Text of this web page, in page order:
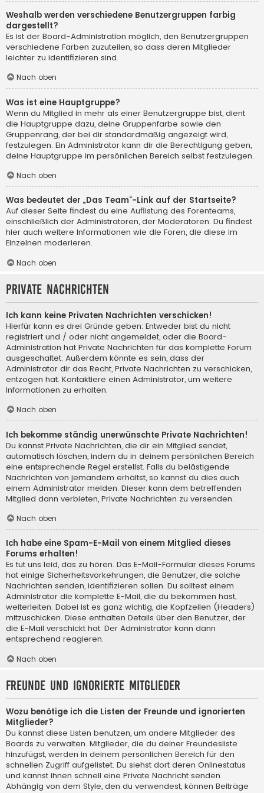
Weshalb werden verschiedene Benutzergruppen farbig
dargestellt?
Es ist der Board-Administration möglich, den Benutzergruppen
verschiedene Farben zuzuteilen, so dass deren Mitglieder
leichter zu identifizieren sind.
Nach oben
Was ist eine Hauptgruppe?
Wenn du Mitglied in mehr als einer Benutzergruppe bist, dient
die Hauptgruppe dazu, deine Gruppenfarbe sowie den
Gruppenrang, der bei dir standardmäßig angezeigt wird,
festzulegen. Ein Administrator kann dir die Berechtigung geben,
deine Hauptgruppe im persönlichen Bereich selbst festzulegen.
Nach oben
Was bedeutet der „Das Team“-Link auf der Startseite?
Auf dieser Seite findest du eine Auflistung des Forenteams,
einschließlich der Administratoren, der Moderatoren. Du findest
hier auch weitere Informationen wie die Foren, die diese im
Einzelnen moderieren.
Nach oben
Private Nachrichten
Ich kann keine Privaten Nachrichten verschicken!
Hierfür kann es drei Gründe geben: Entweder bist du nicht
registriert und / oder nicht angemeldet, oder die Board-
Administration hat Private Nachrichten für das komplette Forum
ausgeschaltet. Außerdem könnte es sein, dass der
Administrator dir das Recht, Private Nachrichten zu verschicken,
entzogen hat. Kontaktiere einen Administrator, um weitere
Informationen zu erhalten.
Nach oben
Ich bekomme ständig unerwünschte Private Nachrichten!
Du kannst Private Nachrichten, die dir ein Mitglied sendet,
automatisch löschen, indem du in deinem persönlichen Bereich
eine entsprechende Regel erstellst. Falls du belästigende
Nachrichten von jemandem erhältst, so kannst du dies auch
einem Administrator melden. Dieser kann dem betreffenden
Mitglied dann verbieten, Private Nachrichten zu versenden.
Nach oben
Ich habe eine Spam-E-Mail von einem Mitglied dieses
Forums erhalten!
Es tut uns leid, das zu hören. Das E-Mail-Formular dieses Forums
hat einige Sicherheitsvorkehrungen, die Benutzer, die solche
Nachrichten senden, identifizieren sollen. Du solltest einem
Administrator die komplette E-Mail, die du bekommen hast,
weiterleiten. Dabei ist es ganz wichtig, die Kopfzeilen (Headers)
mitzuschicken. Diese enthalten Details über den Benutzer, der
die E-Mail verschickt hat. Der Administrator kann dann
entsprechend reagieren.
Nach oben
Freunde und ignorierte Mitglieder
Wozu benötige ich die Listen der Freunde und ignorierten
Mitglieder?
Du kannst diese Listen benutzen, um andere Mitglieder des
Boards zu verwalten. Mitglieder, die du deiner Freundesliste
hinzufügst, werden in deinem persönlichen Bereich für den
schnellen Zugriff aufgelistet. Du siehst dort deren Onlinestatus
und kannst ihnen schnell eine Private Nachricht senden.
Abhängig von dem Style, den du verwendest, können Beiträge